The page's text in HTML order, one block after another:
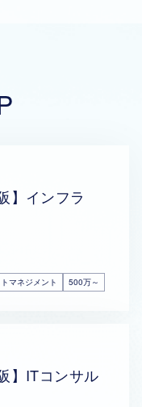
】インフラ
マネジメント 500万～
】ITコンサル